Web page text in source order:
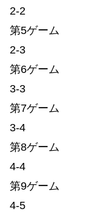
2-2
第5ゲーム
2-3
第6ゲーム
3-3
第7ゲーム
3-4
第8ゲーム
4-4
第9ゲーム
4-5